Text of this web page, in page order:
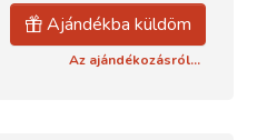
Ajándékba küldöm
Az ajándékozásról...